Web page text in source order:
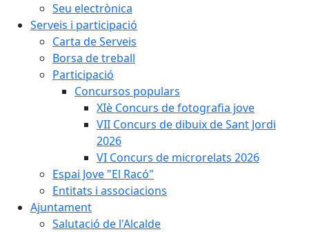
Seu electrònica
Serveis i participació
Carta de Serveis
Borsa de treball
Participació
Concursos populars
XIè Concurs de fotografia jove
VII Concurs de dibuix de Sant Jordi
2026
VI Concurs de microrelats 2026
Espai Jove "El Racó"
Entitats i associacions
Ajuntament
Salutació de l'Alcalde